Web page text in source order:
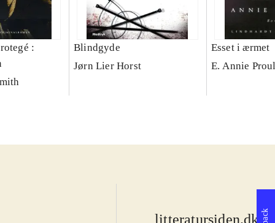
:
Blindgyde
Jørn Lier Horst
Esset i ærmet
E. Annie
litteratursiden.dk